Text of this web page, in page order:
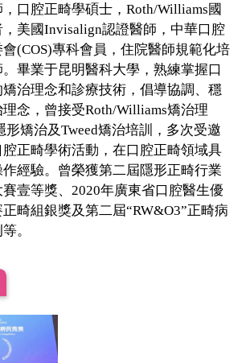
口腔正畸學碩士，Roth/Williams國
美國Invisalign認證醫師，中華口腔
(COS)專科會員，住院醫師規範化培
畢業于昆明醫科大學，熟練掌握口
治理念和診療技術，倡導協調、穩
念，曾接受Roth/Williams矯治理
矯治及Tweed矯治培訓，多次受邀
正畸學術活動，在口腔正畸領域具
經驗。曾榮獲第二屆隱形正畸行業
壹等獎、2020年廣東省口腔醫生優
畸組銀獎及第二屆“RW&O3”正畸病
。